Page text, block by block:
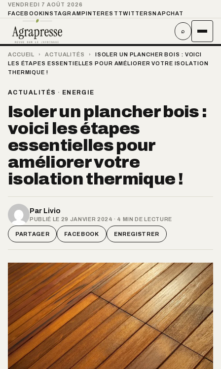
VENDREDI 7 AOÛT 2026
FACEBOOKINSTAGRAMPINTEREST TWITTER SNAPCHAT
⌕
ACCUEIL › ACTUALITÉS ›
ISOLER UN PLANCHER BOIS : VOICI
LES ÉTAPES ESSENTIELLES POUR AMÉLIORER VOTRE ISOLATION
THERMIQUE !
ACTUALITÉS · ENERGIE
Isoler un plancher bois :
voici les étapes
essentielles pour
améliorer votre
isolation thermique !
Par Livio
PUBLIÉ LE 29 JANVIER 2024 · 4 MIN DE LECTURE
PARTAGER FACEBOOK ENREGISTRER